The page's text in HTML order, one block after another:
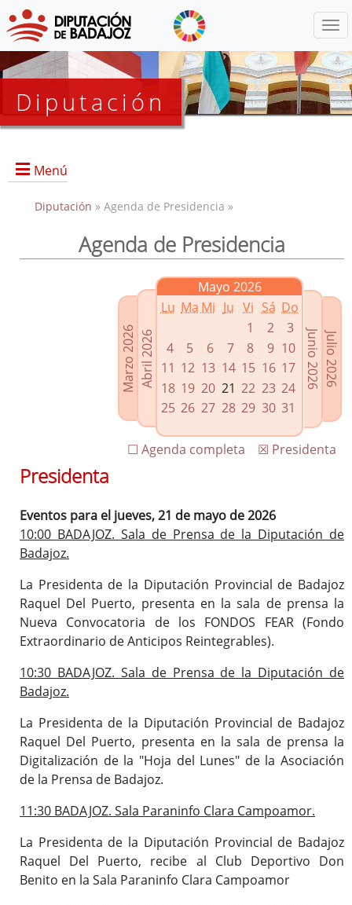
Diputación
Menú
Presidencia
Enlaces relacionados
Agenda de Presidencia
Plenos provinciales y Juntas de gobierno
Oficina de Proyectos Europeos
Diputación » Agenda de Presidencia »
Agenda de Presidencia
Marzo 2026Abril 2026
Mayo 2026
Lu Ma Mi Ju Vi Sá Do
1
2
3
4
5 6 7 8 9 10
11 12 13 14 15 16 17
18 19 20 21 22 23 24
25 26 27 28 29 30 31
Julio 2026
Junio 2026
☒ Presidenta
☐ Agenda completa
Presidenta
Eventos para el jueves, 21 de mayo de 2026
10:00 BADAJOZ. Sala de Prensa de la Diputación de
Badajoz.
La Presidenta de la Diputación Provincial de Badajoz
Raquel Del Puerto, presenta en la sala de prensa la
Nueva Convocatoria de los FONDOS FEAR (Fondo
Extraordinario de Anticipos Reintegrables).
10:30 BADAJOZ. Sala de Prensa de la Diputación de
Badajoz.
La Presidenta de la Diputación Provincial de Badajoz
Raquel Del Puerto, presenta en la sala de prensa la
Digitalización de la "Hoja del Lunes" de la Asociación
de la Prensa de Badajoz.
11:30 BADAJOZ. Sala Paraninfo Clara Campoamor.
La Presidenta de la Diputación Provincial de Badajoz
Raquel Del Puerto, recibe al Club Deportivo Don
Benito en la Sala Paraninfo Clara Campoamor